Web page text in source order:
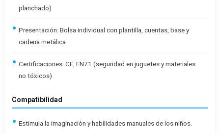
planchado)
Presentación: Bolsa individual con plantilla, cuentas, base y
cadena metálica
Certificaciones: CE, EN71 (seguridad en juguetes y materiales
no tóxicos)
Compatibilidad
Estimula la imaginación y habilidades manuales de los niños.